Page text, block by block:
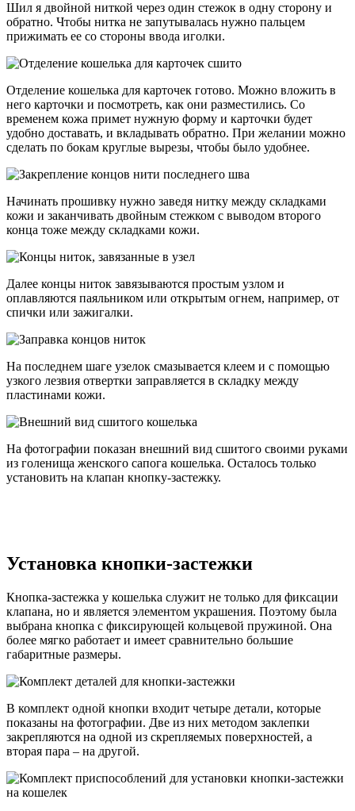
Шил я двойной ниткой через один стежок в одну сторону и
обратно. Чтобы нитка не запутывалась нужно пальцем
прижимать ее со стороны ввода иголки.
Отделение кошелька для карточек готово. Можно вложить в
него карточки и посмотреть, как они разместились. Со
временем кожа примет нужную форму и карточки будет
удобно доставать, и вкладывать обратно. При желании можно
сделать по бокам круглые вырезы, чтобы было удобнее.
Начинать прошивку нужно заведя нитку между складками
кожи и заканчивать двойным стежком с выводом второго
конца тоже между складками кожи.
Далее концы ниток завязываются простым узлом и
оплавляются паяльником или открытым огнем, например, от
спички или зажигалки.
На последнем шаге узелок смазывается клеем и с помощью
узкого лезвия отвертки заправляется в складку между
пластинами кожи.
На фотографии показан внешний вид сшитого своими руками
из голенища женского сапога кошелька. Осталось только
установить на клапан кнопку-застежку.
Установка кнопки-застежки
Кнопка-застежка у кошелька служит не только для фиксации
клапана, но и является элементом украшения. Поэтому была
выбрана кнопка с фиксирующей кольцевой пружиной. Она
более мягко работает и имеет сравнительно большие
габаритные размеры.
В комплект одной кнопки входит четыре детали, которые
показаны на фотографии. Две из них методом заклепки
закрепляются на одной из скрепляемых поверхностей, а
вторая пара – на другой.